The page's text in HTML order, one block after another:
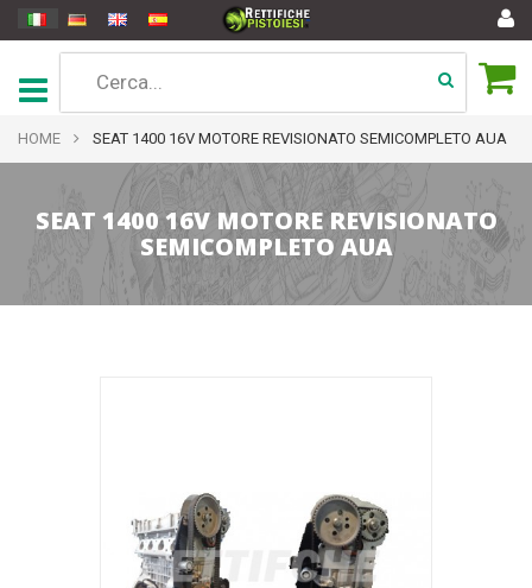
HOME SEAT 1400 16V MOTORE REVISIONATO SEMICOMPLETO AUA
SEAT 1400 16V MOTORE REVISIONATO
SEMICOMPLETO AUA